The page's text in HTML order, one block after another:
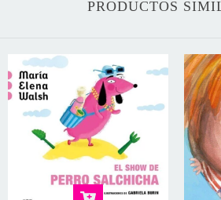
PRODUCTOS